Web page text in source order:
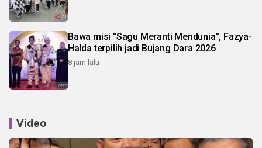
Bawa misi "Sagu Meranti Mendunia", Fazya-
Halda terpilih jadi Bujang Dara 2026
8 jam lalu
Video